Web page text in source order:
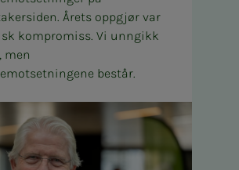
Årets oppgjør var
kompromiss. Vi unngikk
men
består.